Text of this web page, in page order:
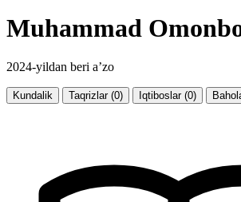
Muhammad
2024-yildan beri a’zo
Kundalik Taqrizlar (0) Iqtiboslar (0)